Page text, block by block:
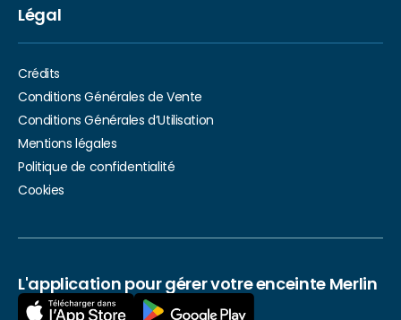
Légal
Crédits
Conditions Générales de Vente
Conditions Générales d’Utilisation
Mentions légales
Politique de confidentialité
Cookies
L'application pour gérer votre enceinte Merlin